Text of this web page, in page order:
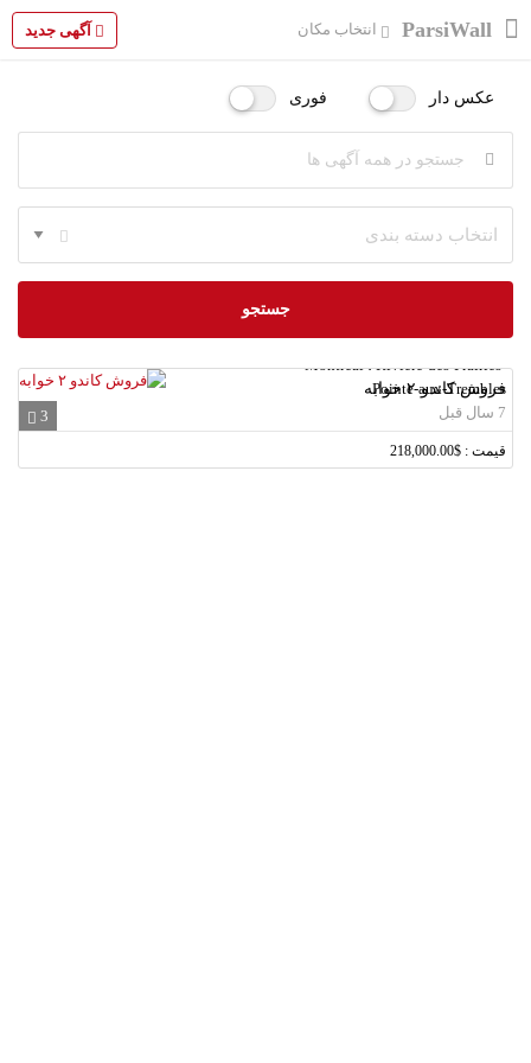
ParsiWall انتخاب مکان آگهی جدید
عکس دار فوری
انتخاب دسته بندی
جستجو
فروش کاندو ۲ خوابه
Montreal ، Riviere-des-Prairies-
Pointe-aux-Trembles
7 سال قبل
3
قیمت : $218,000.00